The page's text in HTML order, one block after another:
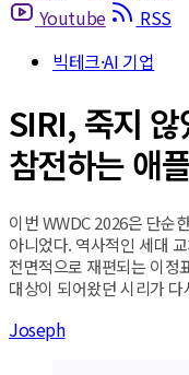
Youtube
RSS
빅테크·AI 기업
SIRI, 죽지
참전하는 애
이번 WWDC 2026은 단순
아니었다. 역사적인 세대
전면적으로 재편되는 이정
대상이 되어왔던 시리가 다
Joseph